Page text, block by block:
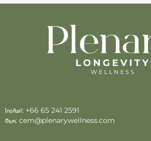
โทรศัพท์: +66 65 241 2591
อีเมล: cem@plenarywellness.com